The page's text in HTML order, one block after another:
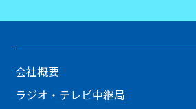
会社概要
ラジオ・テレビ中継局